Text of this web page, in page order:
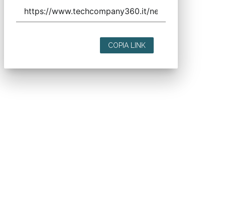
COPIA LINK